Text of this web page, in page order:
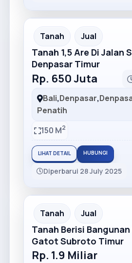
Recommended
Tanah Jual
Tanah 1,5 Are Di Jalan
Denpasar Timur
Rp. 650 Juta
Bali,Denpasar,
Penatih
150 M2
LIHAT DETAIL HUBUNGI
Diperbarui 28 July 2025
Recommended
Tanah Jual
Tanah Berisi
Gatot Subroto Timur
Rp. 1.9 Miliar